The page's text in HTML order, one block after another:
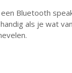
Bluetooth
als je wat